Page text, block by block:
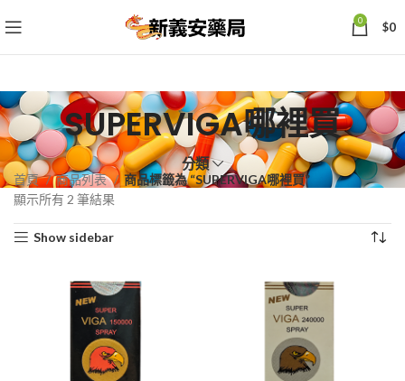
0 $0
SUPERVIGA哪裡買
分類
首頁 商品列表
商品標籤為 “SUPERVIGA哪裡買”
顯示所有 2 筆結果
排
序
Show sidebar